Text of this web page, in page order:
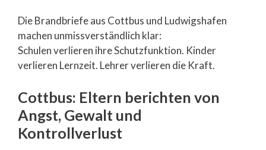
Die Brandbriefe aus Cottbus und Ludwigshafen
machen unmissverständlich klar:
Schulen verlieren ihre Schutzfunktion. Kinder
verlieren Lernzeit. Lehrer verlieren die Kraft.
Cottbus: Eltern berichten von
Angst, Gewalt und
Kontrollverlust